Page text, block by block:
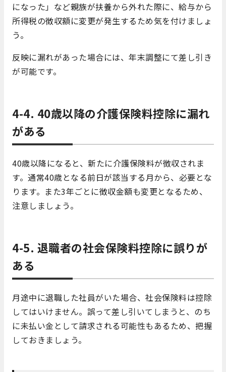
になった」など親族が扶養から外れた際に、給与から
所得税の徴収額に変更が発生するため気を付けましょ
う。
反映に漏れがあった場合には、年末調整にて差し引き
が可能です。
4-4. 40歳以降の介護保険料控除に漏れ
がある
40歳以降になると、新たに介護保険料が徴収されま
す。通常40歳となる前日が該当する月から、必要とな
ります。また3年ごとに徴収金額も変更となるため、
注意しましょう。
4-5. 退職者の社会保険料控除に誤りが
ある
月途中に退職した社員がいた場合、社会保険料は控除
してはいけません。誤って差し引いてしまうと、のち
に未払い金として請求される可能性もあるため、把握
しておきましょう。